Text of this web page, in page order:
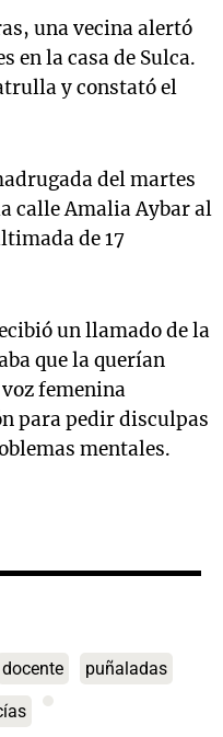
una vecina alertó
en la casa de Sulca.
y constató el
del martes
calle Amalia Aybar al
de 17
un llamado de la
que la querían
femenina
para pedir disculpas
mentales.
docente puñaladas